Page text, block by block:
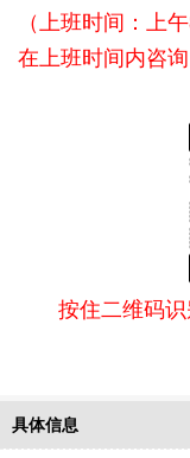
（上班时间：上
在上班时间内咨询
按住二维码
具体信息